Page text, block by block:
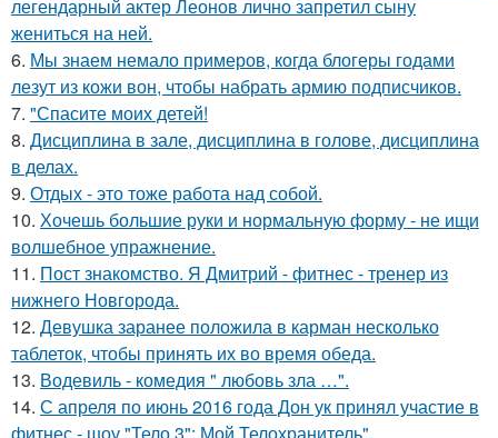
легендарный актер Леонов лично запретил сыну
жениться на ней.
6. Мы знаем немало примеров, когда блогеры годами
лезут из кожи вон, чтобы набрать армию подписчиков.
7. "Спасите моих детей!
8. Дисциплина в зале, дисциплина в голове, дисциплина
в делах.
9. Отдых - это тоже работа над собой.
10. Хочешь большие руки и нормальную форму - не ищи
волшебное упражнение.
11. Пост знакомство. Я Дмитрий - фитнес - тренер из
нижнего Новгорода.
12. Девушка заранее положила в карман несколько
таблеток, чтобы принять их во время обеда.
13. Водевиль - комедия " любовь зла …".
14. С апреля по июнь 2016 года Дон ук принял участие в
фитнес - шоу "Тело 3": Мой Телохранитель".